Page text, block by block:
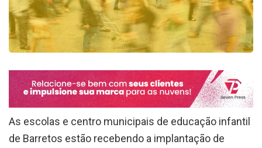
As escolas e centro municipais de educação infantil
de Barretos estão recebendo a implantação de